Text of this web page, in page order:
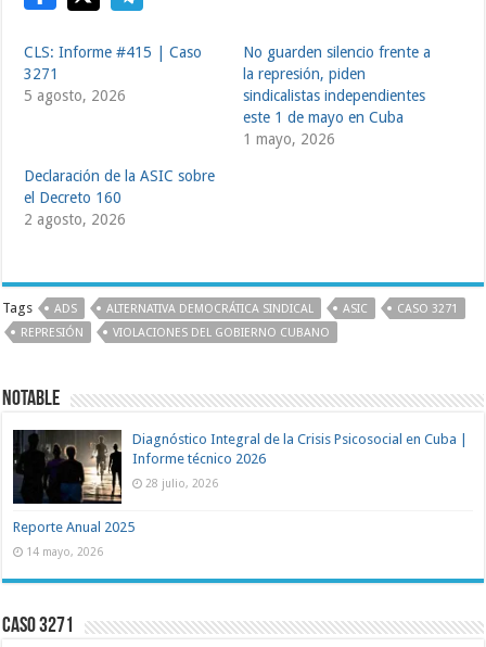
CLS: Informe #415 | Caso
3271
5 agosto, 2026
No guarden silencio frente a
la represión, piden
sindicalistas independientes
este 1 de mayo en Cuba
1 mayo, 2026
Declaración de la ASIC sobre
el Decreto 160
2 agosto, 2026
Tags ADS ALTERNATIVA DEMOCRÁTICA SINDICAL ASIC
CASO 3271
REPRESIÓN
VIOLACIONES DEL GOBIERNO CUBANO
NOTABLE
Diagnóstico Integral de la Crisis Psicosocial en Cuba |
Informe técnico 2026
28 julio, 2026
Reporte Anual 2025
14 mayo, 2026
Caso 3271